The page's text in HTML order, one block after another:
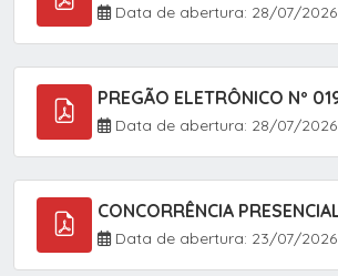
Data de abertura: 28/07/2026
Data de abertura: 28/07/2026
Data de abertura: 23/07/2026